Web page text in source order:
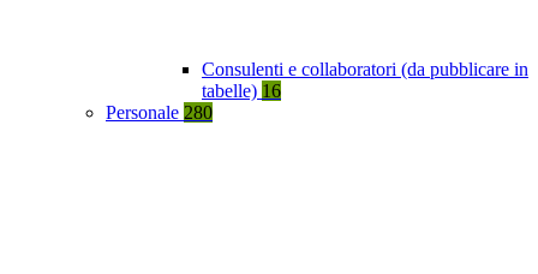
Consulenti e collaboratori (da pubblicare in
tabelle) 16
Personale 280